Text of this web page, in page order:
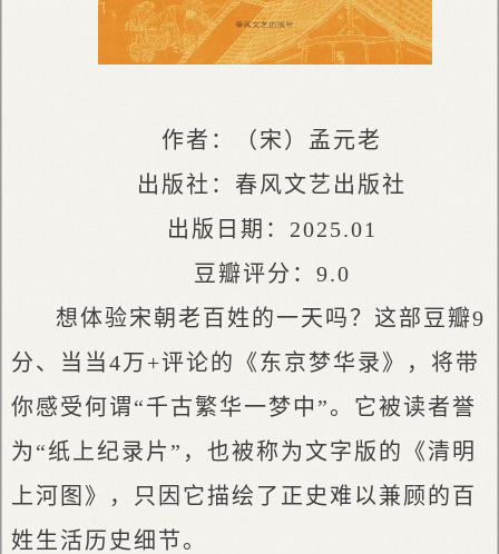
作者：（宋）孟元老
出版社：春风文艺出版社
出版日期：2025.01
豆瓣评分：9.0
想体验宋朝老百姓的一天吗？这部豆瓣9
分、当当4万+评论的《东京梦华录》，将带
你感受何谓“千古繁华一梦中”。它被读者誉
为“纸上纪录片”，也被称为文字版的《清明
上河图》，只因它描绘了正史难以兼顾的百
姓生活历史细节。